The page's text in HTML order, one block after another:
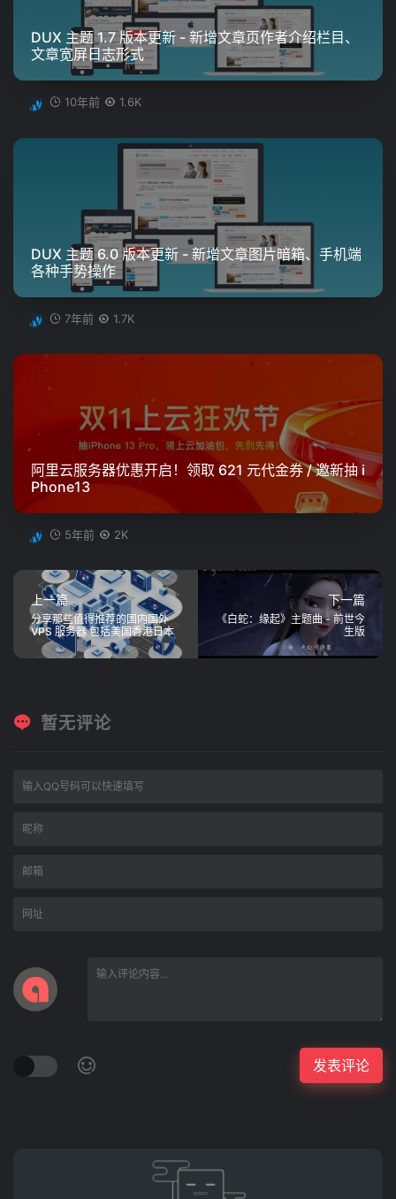
DUX 主题 1.7 版本更新 - 新增文章页作者介绍栏目、
文章宽屏日志形式
10年前 1.6K
DUX 主题 6.0 版本更新 - 新增文章图片暗箱、手机端
各种手势操作
7年前 1.7K
阿里云服务器优惠开启！领取 621 元代金券 / 邀新抽 i
Phone13
5年前 2K
上一篇
分享那些值得推荐的国内国外
VPS 服务器 包括美国香港日本
下一篇
《白蛇：缘起》主题曲 - 前世今
生版
暂无评论